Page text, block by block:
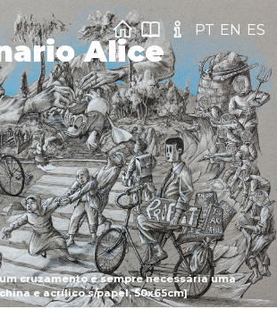
cruzamento é sempre necessária uma
e acrílico s/papel, 50x65cm]
Alice
PT EN ES